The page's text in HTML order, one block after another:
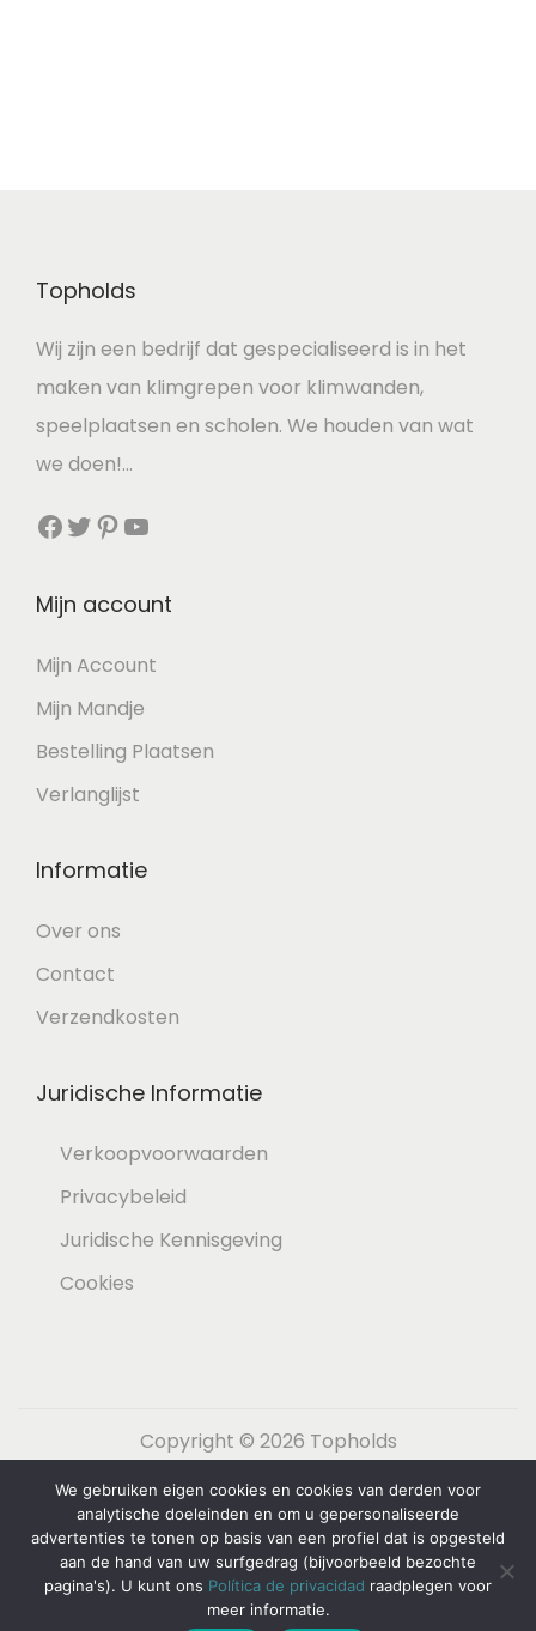
Topholds
Wij zijn een bedrijf dat gespecialiseerd is in het
maken van klimgrepen voor klimwanden,
speelplaatsen en scholen. We houden van wat
we doen!…
Facebook Twitter Pinterest YouTube
Mijn account
Mijn Account
Mijn Mandje
Bestelling Plaatsen
Verlanglijst
Informatie
Over ons
Contact
Verzendkosten
Juridische Informatie
Verkoopvoorwaarden
Privacybeleid
Juridische Kennisgeving
Cookies
Copyright © 2026 Topholds
Español(Spaans) English(Engels)
Nederlands
Français(Frans)
Deutsch (Duits) Italiano (Italiaans)
Svenska(Zweeds
We gebruiken eigen cookies en cookies van derden voor
analytische doeleinden en om u gepersonaliseerde
advertenties te tonen op basis van een profiel dat is opgesteld
aan de hand van uw surfgedrag (bijvoorbeeld bezochte
pagina's). U kunt ons Política de privacidad raadplegen voor
meer informatie.